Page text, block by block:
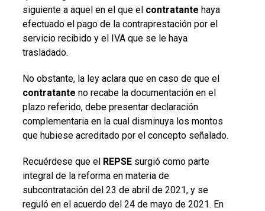
siguiente a aquel en el que el contratante haya
efectuado el pago de la contraprestación por el
servicio recibido y el IVA que se le haya
trasladado.
No obstante, la ley aclara que en caso de que el
contratante no recabe la documentación en el
plazo referido, debe presentar declaración
complementaria en la cual disminuya los montos
que hubiese acreditado por el concepto señalado.
Recuérdese que el REPSEsurgió como parte
integral de la reforma en materia de
subcontratación del 23 de abril de 2021, y se
reguló en el acuerdo del 24 de mayo de 2021. En